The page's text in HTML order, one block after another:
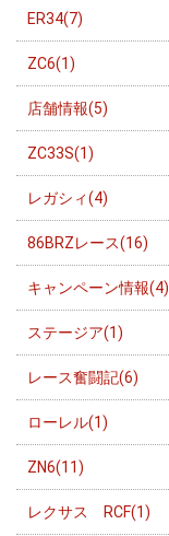
ER34(7)
ZC6(1)
店舗情報(5)
ZC33S(1)
レガシィ(4)
86BRZレース(16)
キャンペーン情報(4)
ステージア(1)
レース奮闘記(6)
ローレル(1)
ZN6(11)
レクサス RCF(1)